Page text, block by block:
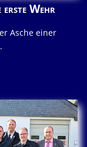
erste Wehr
Asche einer